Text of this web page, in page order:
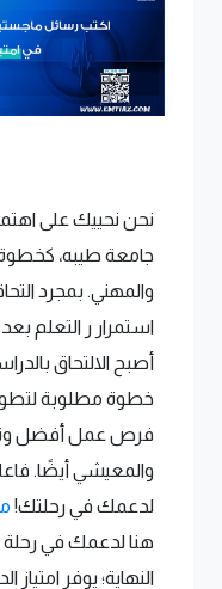
نحن نحييك على
جامعة طيبه،
والمهني. بمجرد
استمرار ر التعلم
أصبح الالتحاق
خطوة مطلوبة
فرص عمل أفضل
والمعيشي أيضًا.
لدعمك في رحلتك!
هنا لدعمك في رحلة
النهاية؛ يوفر